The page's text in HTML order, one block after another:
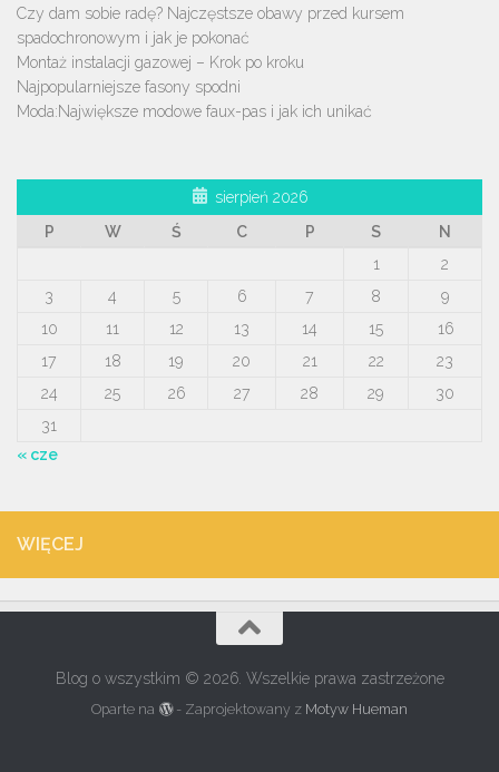
Czy dam sobie radę? Najczęstsze obawy przed kursem
spadochronowym i jak je pokonać
Montaż instalacji gazowej – Krok po kroku
Najpopularniejsze fasony spodni
Moda:Największe modowe faux-pas i jak ich unikać
sierpień 2026
P
W Ś C P S
N
1
2
3
4 5 6 7 8
9
10
11 12 13 14 15
16
17
18 19 20 21 22
23
24
25 26 27 28 29
30
31
« cze
WIĘCEJ
Blog o wszystkim © 2026. Wszelkie prawa zastrzeżone
Oparte na - Zaprojektowany z Motyw Hueman